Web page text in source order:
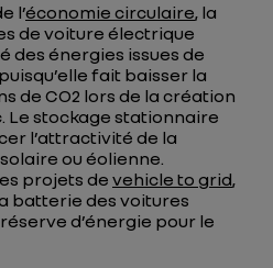
l’économie circulaire, la
de voiture électrique
énergies issues de
fait baisser la
de CO2 lors de la création
Le stockage stationnaire
l’attractivité de la
ou éolienne.
projets de vehicle to grid,
batterie des voitures
d’énergie pour le